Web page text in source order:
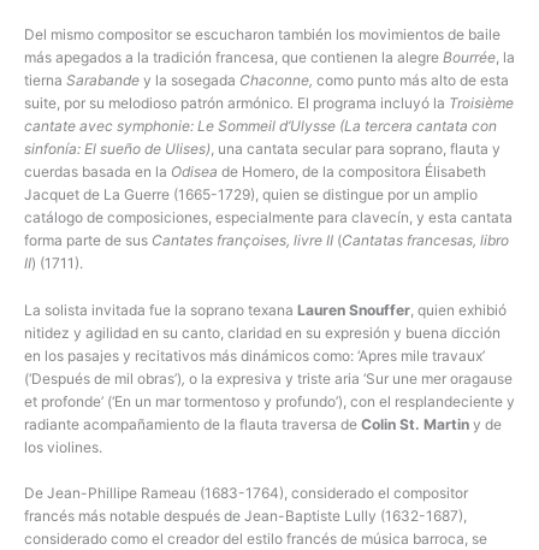
Del mismo compositor se escucharon también los movimientos de baile
más apegados a la tradición francesa, que contienen la alegre Bourrée, la
tierna Sarabande y la sosegada Chaconne, como punto más alto de esta
suite, por su melodioso patrón armónico. El programa incluyó la Troisième
cantate avec symphonie: Le Sommeil d’Ulysse (La tercera cantata con
sinfonía: El sueño de Ulises), una cantata secular para soprano, flauta y
cuerdas basada en la Odisea de Homero, de la compositora Élisabeth
Jacquet de La Guerre (1665-1729), quien se distingue por un amplio
catálogo de composiciones, especialmente para clavecín, y esta cantata
forma parte de sus Cantates françoises, livre II (Cantatas francesas, libro
II) (1711).
La solista invitada fue la soprano texana Lauren Snouffer , quien exhibió
nitidez y agilidad en su canto, claridad en su expresión y buena dicción
en los pasajes y recitativos más dinámicos como: ‘Apres mile travaux’
(‘Después de mil obras’) o la expresiva y triste aria ‘Sur une mer oragause
et profonde’ (‘En un mar tormentoso y profundo’), con el resplandeciente y
radiante acompañamiento de la flauta traversa de Colin St. Martin y de
los violines.
De Jean-Phillipe Rameau (1683-1764), considerado el compositor
francés más notable después de Jean-Baptiste Lully (1632-1687),
considerado como el creador del estilo francés de música barroca, se